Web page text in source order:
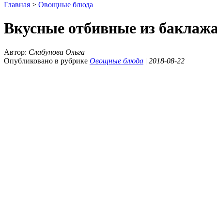
Главная > Овощные блюда
Вкусные отбивные из
Автор: Слабунова Ольга
Опубликовано в рубрике Овощные блюда | 2018-08-22